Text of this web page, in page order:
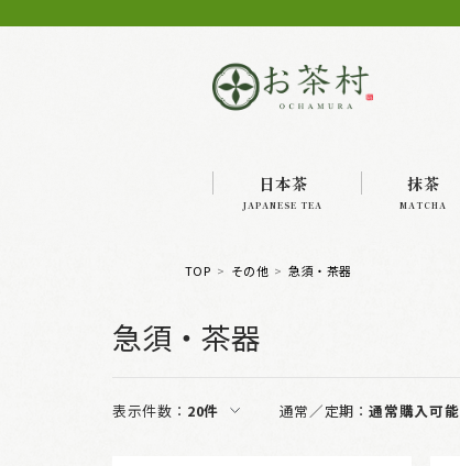
日本茶
JAPANESE TEA
抹茶
MATCHA
TOP その他 急須・茶器
急須・茶器
表示件数： 20件 通常／定期：通常購入可能